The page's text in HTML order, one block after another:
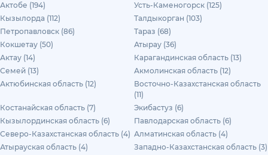
Актобе (194)
Усть-Каменогорск (125)
Кызылорда (112)
Талдыкорган (103)
Петропавловск (86)
Тараз (68)
Кокшетау (50)
Атырау (36)
Актау (14)
Карагандинская область (13)
Семей (13)
Акмолинская область (12)
Актюбинская область (12)
Восточно-Казахстанская область
(11)
Костанайская область (7)
Экибастуз (6)
Кызылординская область (6)
Павлодарская область (6)
Северо-Казахстанская область (4) Алматинская область (4)
Атырауская область (4)
Западно-Казахстанская область (3)